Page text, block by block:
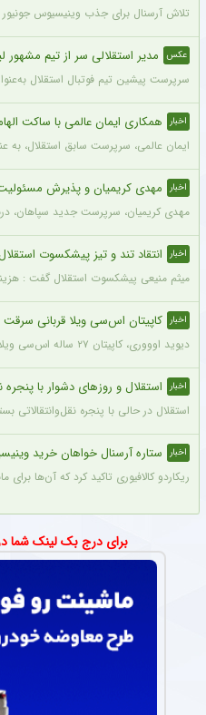
تلاش آرسنال برای جذب وینیسیوس جونیور با
عکس مدیر استقلالی سر از تیم
سرپرست پیشین تیم فوتبال استقلال
اخبار همکاری ایمان عالمی با ساکت
ایمان عالمی، سرپرست سابق استقلال، به
اخبار مهدی کریمیان و پذیرش
مهدی کریمیان، سرپرست جدید سپاهان،
اخبار انتقاد تند و تیز پیشکسوت
میثم منیعی پیشکسوت استقلال گفت :
اخبار کاپیتان اس‌سی ویلا قربانی
دیوید اوووری، کاپیتان ۲۷ ساله اس‌سی ویلا و بازیکن تیم ملی اوگاندا، در حمله سارقان در نزدیکی خانه‌اش در کامپالا جان خود را از دست داد.
اخبار استقلال و روزهای دشوار با پنجره
استقلال در حالی با پنجره
اخبار ستاره آرسنال خواهان خرید
ریکاردو کالافیوری تاکید کرد که آن‌ها
برای درج بک لینک شما